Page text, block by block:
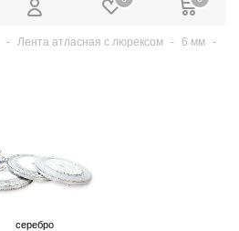
Лента атласная с люрексом
6 мм
серебро